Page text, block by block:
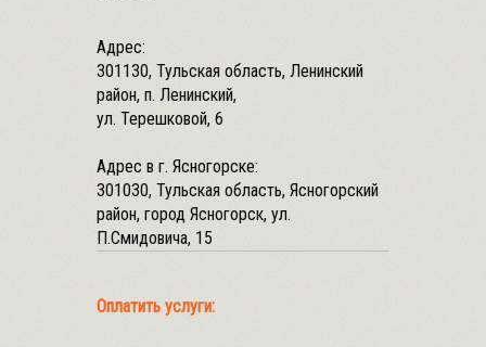
Адрес:
301130, Тульская область, Ленинский
район, п. Ленинский,
ул. Терешковой, 6
Адрес в г. Ясногорске:
301030, Тульская область, Ясногорский
район, город Ясногорск, ул.
П.Смидовича, 15
Оплатить услуги: